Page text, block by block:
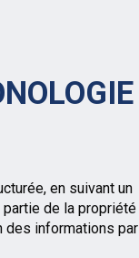
en suivant un
partie de la propriété
des informations par